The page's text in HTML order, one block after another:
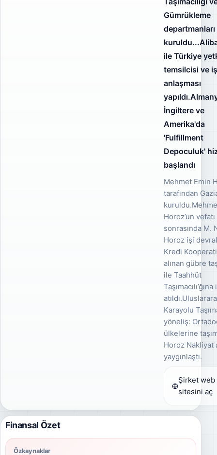
Gümrükleme
departmanları
ile Türkiye
temsilcisi ve
anlaşması
İngiltere ve
Amerika'da
'Fulfillment
Depoculuk'
başlandı
Mehmet Emin
tarafından
Horoz’un vefatı
sonrasında M.
Horoz işi
Kredi
alınan gübre
ile Taahhüt
Karayolu
yöneliş:
ülkelerine
Horoz Nakliyat
yaygınlaştı.
Şirket web
sitesini aç
Finansal Özet
Özkaynaklar